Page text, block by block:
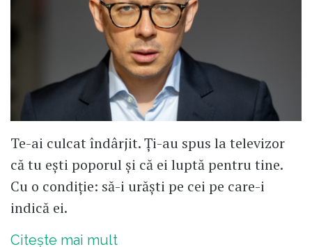
Te-ai culcat îndârjit. Ți-au spus la televizor
că tu ești poporul și că ei luptă pentru tine.
Cu o condiție: să-i urăști pe cei pe care-i
indică ei.
Citește mai mult